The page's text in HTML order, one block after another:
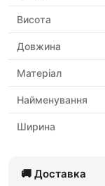
Висота
Довжина
Матеріал
Найменування
Ширина
Доставка